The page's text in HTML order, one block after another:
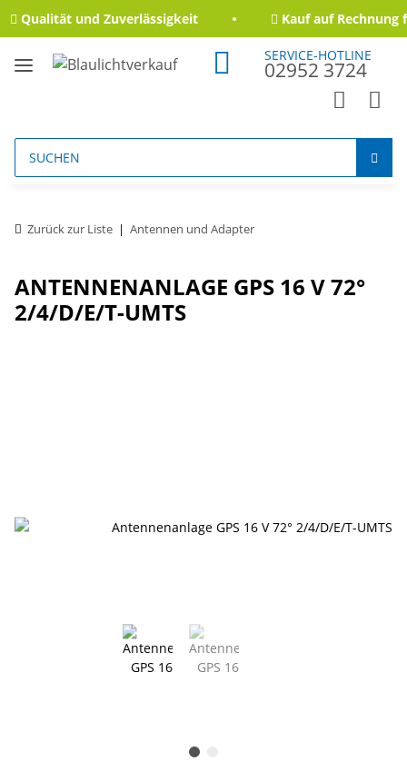
Qualität und Zuverlässigkeit Kauf auf Rechnung
SERVICE-HOTLINE
02952 3724
Zurück zur Liste Antennen und Adapter
ANTENNENANLAGE GPS 16 V 72°
2/4/D/E/T-UMTS